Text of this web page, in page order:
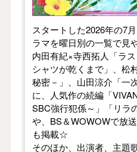
スタートした2026年の7
ラマを曜日別の一覧で見
内田有紀×寺西拓人「ラ
シャツが乾くまで」、松
秘密－」、山田涼介「一
に、人気作の続編「
SBC強行犯係～」「リラ
や、BS＆WOWOWで放
も掲載☆
そのほか、出演者、主題